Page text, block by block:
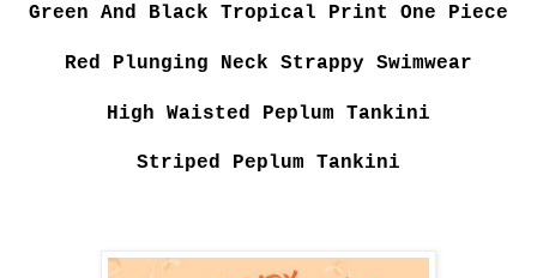
Green And Black Tropical Print One Piece
Red Plunging Neck Strappy Swimwear
High Waisted Peplum Tankini
Striped Peplum Tankini